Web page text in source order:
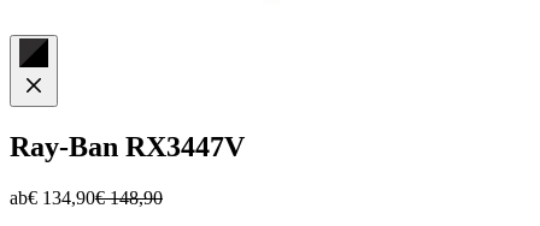
Ray-Ban RX3447V
ab€ 134,90€ 148,90